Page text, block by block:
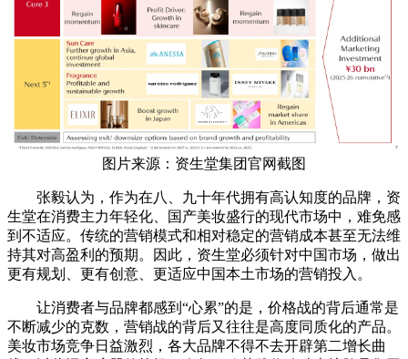
图片来源：资生堂集团官网截图
张毅认为，作为在八、九十年代拥有高认知度的品牌，资
生堂在消费主力年轻化、国产美妆盛行的现代市场中，难免感
到不适应。传统的营销模式和相对稳定的营销成本甚至无法维
持其对高盈利的预期。因此，资生堂必须针对中国市场，做出
更有规划、更有创意、更适应中国本土市场的营销投入。
让消费者与品牌都感到“心累”的是，价格战的背后通常是
不断减少的克数，营销战的背后又往往是高度同质化的产品。
美妆市场竞争日益激烈，各大品牌不得不去开辟第二增长曲